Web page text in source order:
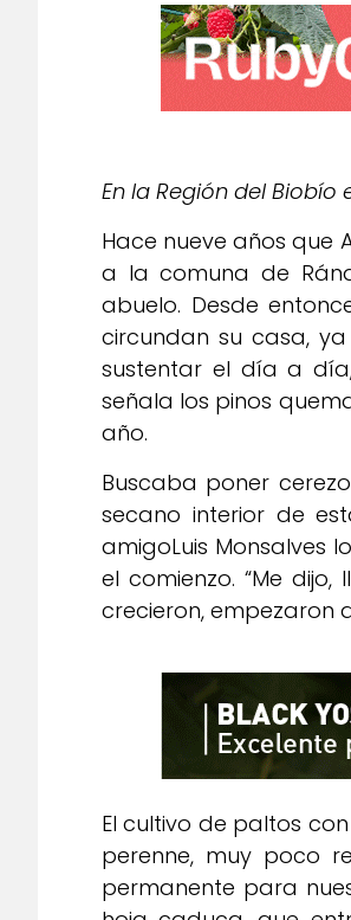
En la Región del
Hace nueve años que
a la comuna de
abuelo. Desde
circundan su casa,
sustentar el día a
señala los pinos
año.
Buscaba poner
secano interior de
amigoLuis Monsalves
el comienzo. “Me
crecieron, empezaron
El cultivo de paltos
perenne, muy poco
permanente para